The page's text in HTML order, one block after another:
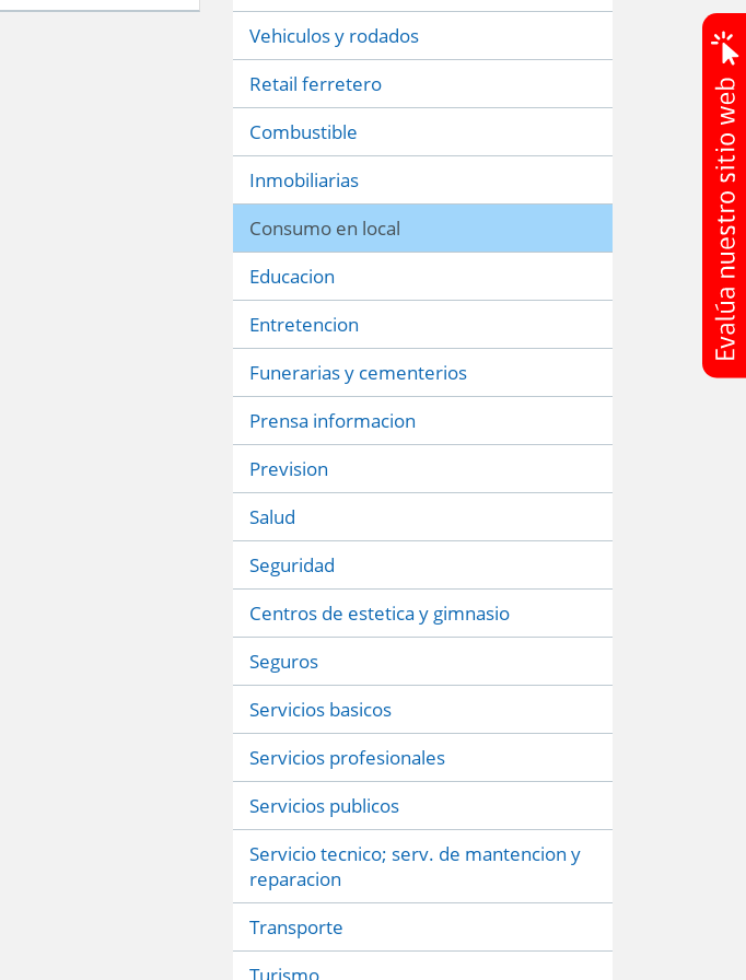
Vehiculos y rodados
Retail ferretero
Combustible
Inmobiliarias
Consumo en local
Educacion
Entretencion
Funerarias y cementerios
Prensa informacion
Prevision
Salud
Seguridad
Centros de estetica y gimnasio
Seguros
Servicios basicos
Servicios profesionales
Servicios publicos
Servicio tecnico; serv. de mantencion y
reparacion
Transporte